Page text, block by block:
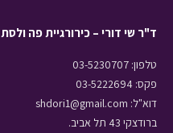
ד"ר שי דורי – כירורגיית פה ולסת
טלפון: 03-5230707
פקס: 03-5222694
דוא"ל: shdori1@gmail.com
ברודצקי 43 תל אביב.